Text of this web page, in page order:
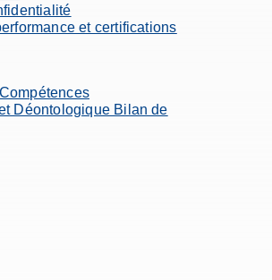
et certifications
Déontologique Bilan de